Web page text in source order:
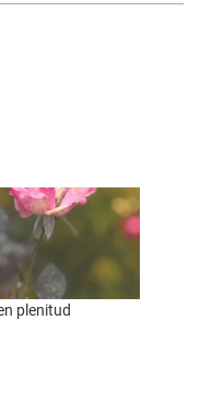
plenitud